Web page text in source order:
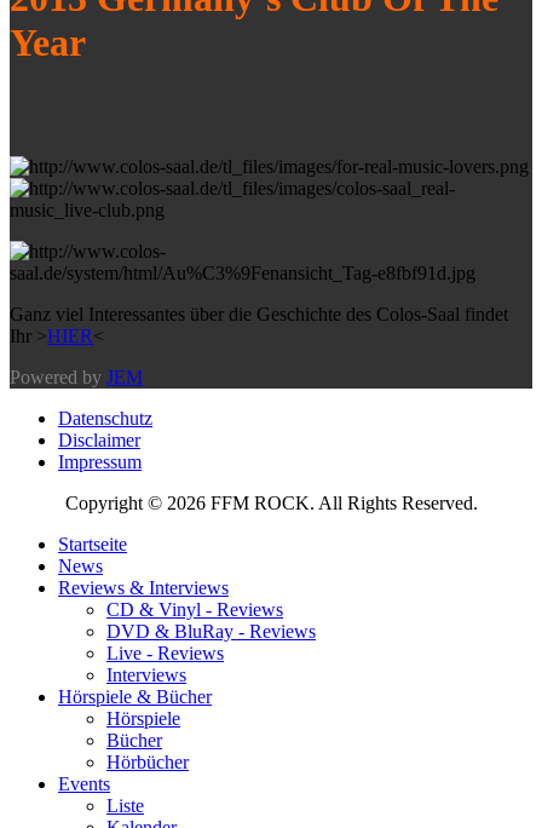
Year
Ganz viel Interessantes über die Geschichte des Colos-Saal findet
Ihr >HIER<
Powered by JEM
Datenschutz
Disclaimer
Impressum
Copyright © 2026 FFM ROCK. All Rights Reserved.
Startseite
News
Reviews & Interviews
CD & Vinyl - Reviews
DVD & BluRay - Reviews
Live - Reviews
Interviews
Hörspiele & Bücher
Hörspiele
Bücher
Hörbücher
Events
Liste